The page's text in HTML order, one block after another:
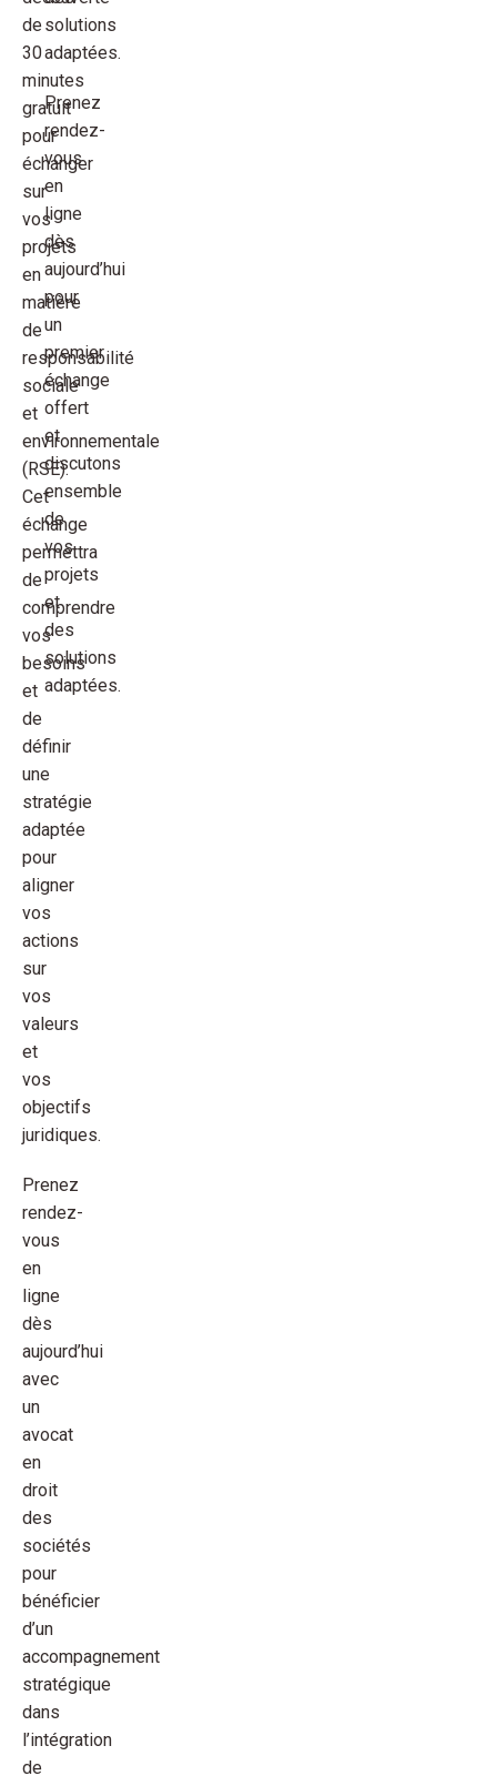
de
30
minutes
gratuit
pour
échanger
sur
vos
projets
en
matière
de
responsabilité
sociale
et
environnementale
(RSE).
Cet
échange
permettra
de
comprendre
vos
besoins
et
de
définir
une
stratégie
adaptée
pour
aligner
vos
actions
sur
vos
valeurs
et
vos
objectifs
juridiques.
Prenez
rendez-
vous
en
ligne
dès
aujourd’hui
avec
un
avocat
en
droit
des
sociétés
pour
bénéficier
d’un
accompagnement
stratégique
dans
l’intégration
de
solutions
adaptées.
Prenez
rendez-
vous
en
ligne
dès
aujourd’hui
pour
un
premier
échange
offert
et
discutons
ensemble
de
vos
projets
et
des
solutions
adaptées.